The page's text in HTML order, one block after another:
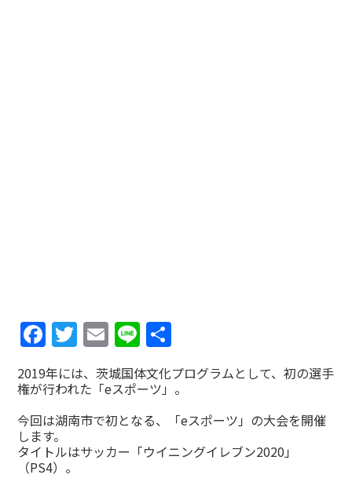
Facebook
Twitter
Email
Line
有
2019年には、茨城国体文化プログラムとして、初の選手
権が行われた「eスポーツ」。
今回は湖南市で初となる、「eスポーツ」の大会を開催
します。
タイトルはサッカー「ウイニングイレブン2020 」
（PS4）。